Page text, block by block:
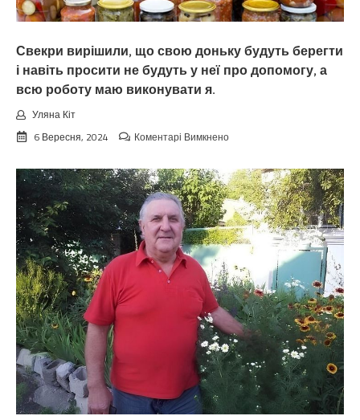
Свекри вирішили, що свою доньку будуть берегти
і навіть просити не будуть у неї про допомогу, а
всю роботу маю виконувати я.
Уляна Кіт
6 Вересня, 2024
Коментарі Вимкненодо
вирішили,
що
свою
доньку
будуть
берегти
і
навіть
просити
не
будуть
у
неї
про
допомогу,
а
всю
роботу